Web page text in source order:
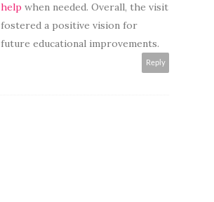
help when needed. Overall, the visit
fostered a positive vision for
future educational improvements.
Reply